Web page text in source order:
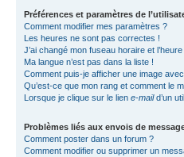
Préférences et paramètres de
Comment modifier mes paramètres ?
Les heures ne sont pas correctes !
J’ai changé mon fuseau horaire et
Ma langue n’est pas dans la liste !
Comment puis-je afficher une image
Qu’est-ce que mon rang et comment le
Lorsque je clique sur le lien e-maild’un
Problèmes liés aux envois de
Comment poster dans un forum ?
Comment modifier ou supprimer un